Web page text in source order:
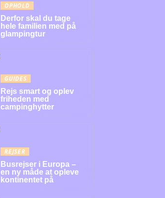
OPHOLD
Derfor skal du tage
hele familien med på
glampingtur
GUIDES
Rejs smart og oplev
friheden med
campinghytter
REJSER
Busrejser i Europa –
en ny måde at opleve
kontinentet på